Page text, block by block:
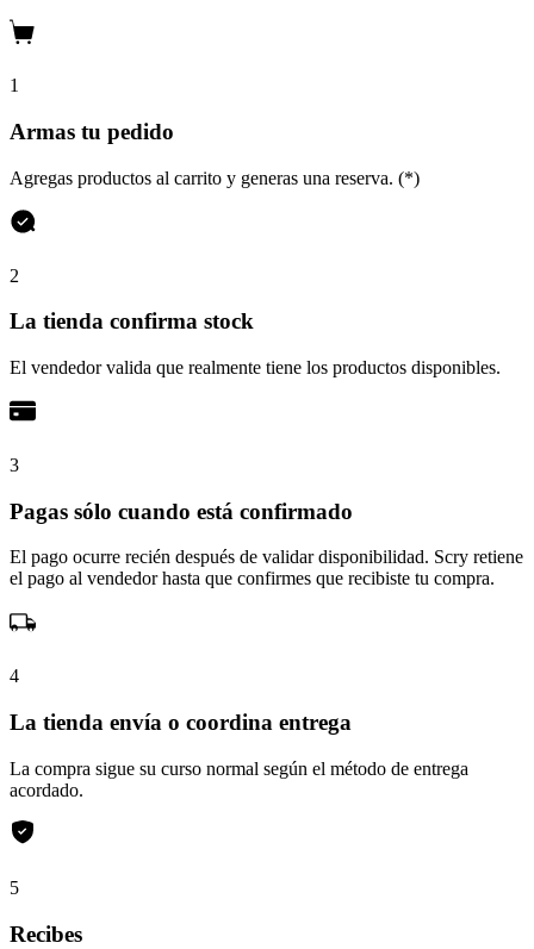
1
Armas tu pedido
Agregas productos al carrito y generas una reserva. (*)
2
La tienda confirma stock
El vendedor valida que realmente tiene los productos disponibles.
3
Pagas sólo cuando está confirmado
El pago ocurre recién después de validar disponibilidad. Scry retiene
el pago al vendedor hasta que confirmes que recibiste tu compra.
4
La tienda envía o coordina entrega
La compra sigue su curso normal según el método de entrega
acordado.
5
Recibes